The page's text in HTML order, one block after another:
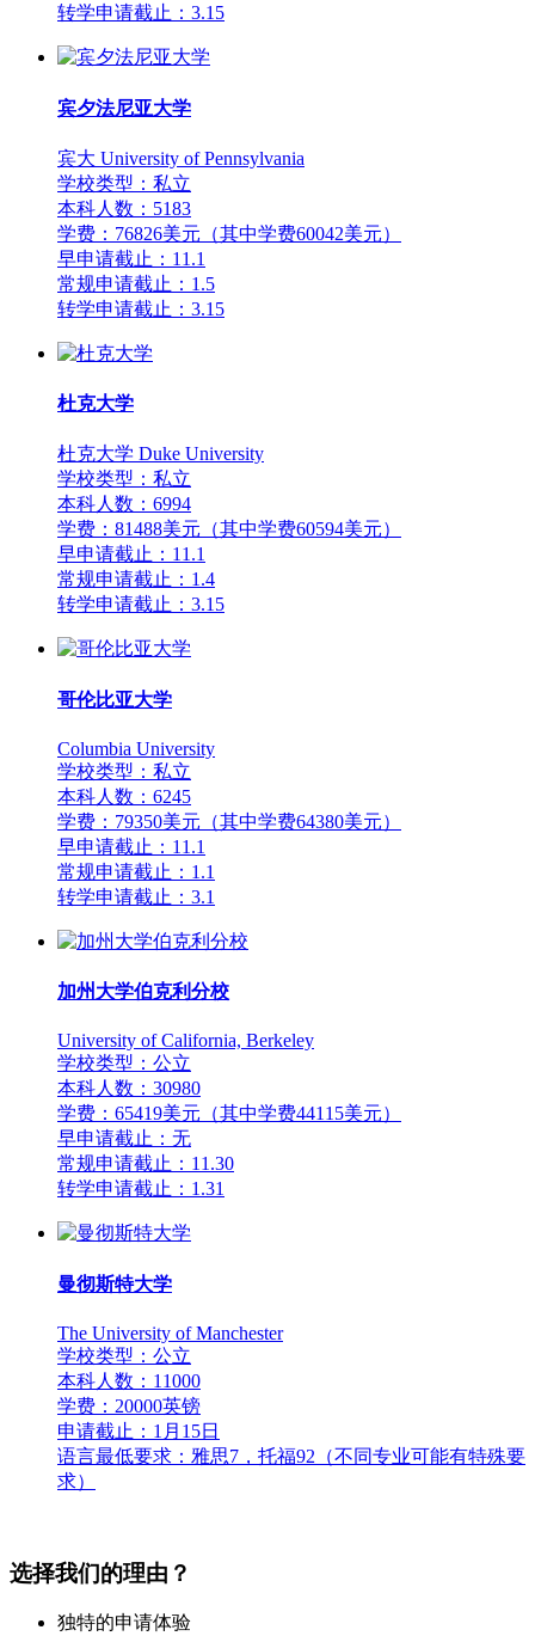
转学申请截止：3.15
宾夕法尼亚大学
宾大 University of Pennsylvania
学校类型：私立
本科人数：5183
学费：76826美元（其中学费60042美元）
早申请截止：11.1
常规申请截止：1.5
转学申请截止：3.15
杜克大学
杜克大学 Duke University
学校类型：私立
本科人数：6994
学费：81488美元（其中学费60594美元）
早申请截止：11.1
常规申请截止：1.4
转学申请截止：3.15
哥伦比亚大学
Columbia University
学校类型：私立
本科人数：6245
学费：79350美元（其中学费64380美元）
早申请截止：11.1
常规申请截止：1.1
转学申请截止：3.1
加州大学伯克利分校
University of California, Berkeley
学校类型：公立
本科人数：30980
学费：65419美元（其中学费44115美元）
早申请截止：无
常规申请截止：11.30
转学申请截止：1.31
曼彻斯特大学
The University of Manchester
学校类型：公立
本科人数：11000
学费：20000英镑
申请截止：1月15日
语言最低要求：雅思7，托福92（不同专业可能有特殊要
求）
选择我们的理由？
独特的申请体验